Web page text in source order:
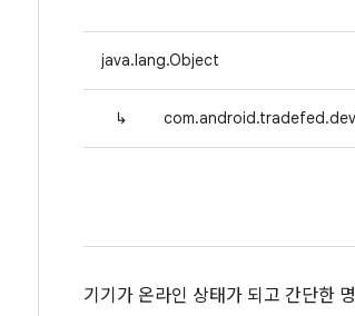
java.lang.Object
↳
기기가 온라인 상태가 되고 간단한